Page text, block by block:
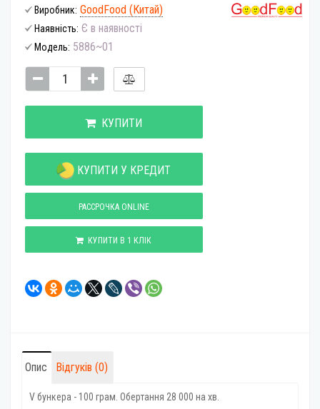
Виробник: GoodFood (Китай)
Наявність: Є в наявності
Модель: 5886~01
КУПИТИ
КУПИТИ У КРЕДИТ
РАССРОЧКА ONLINE
КУПИТИ В 1 КЛІК
Опис Відгуків (0)
V бункера - 100 грам. Обертання 28 000 на хв.